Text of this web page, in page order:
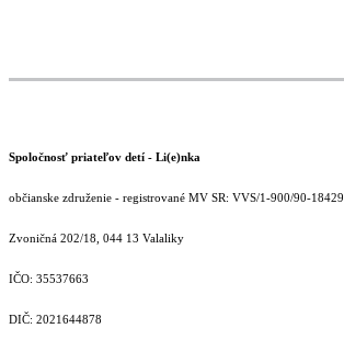
Spoločnosť priateľov detí - Li(e)nka
občianske združenie - registrované MV SR: VVS/1-900/90-18429
Zvoničná 202/18, 044 13 Valaliky
IČO: 35537663
DIČ: 2021644878